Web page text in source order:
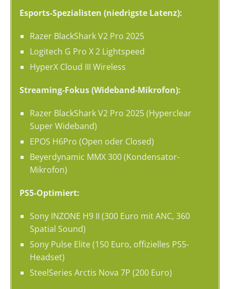
Esports-Spezialisten (niedrigste Latenz):
Razer BlackShark V2 Pro 2025
Logitech G Pro X 2 Lightspeed
HyperX Cloud III Wireless
Streaming-Fokus (Wideband-Mikrofon):
Razer BlackShark V2 Pro 2025 (Hyperclear
Super Wideband)
EPOS H6Pro (Open oder Closed)
Beyerdynamic MMX 300 (Kondensator-
Mikrofon)
PS5-Optimiert:
Sony INZONE H9 II (300 Euro mit ANC, 360
Spatial Sound)
Sony Pulse Elite (150 Euro, offizielles PS5-
Headset)
SteelSeries Arctis Nova 7P (200 Euro)